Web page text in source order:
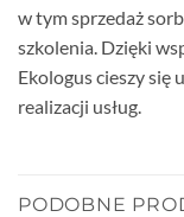
w tym sprzedaż
szkolenia. Dzięki
Ekologus cieszy się
realizacji usług.
PODOBNE